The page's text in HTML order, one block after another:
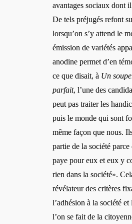
avantages sociaux dont
De tels préjugés refont
lorsqu’on s’y attend le
émission de variétés
anodine permet d’en
ce que disait, à Un
parfait, l’une des
peut pas traiter les
puis le monde qui sont
même façon que nous.
partie de la société parce
paye pour eux et eux y
rien dans la société».
révélateur des critères
l’adhésion à la société et
l’on se fait de la